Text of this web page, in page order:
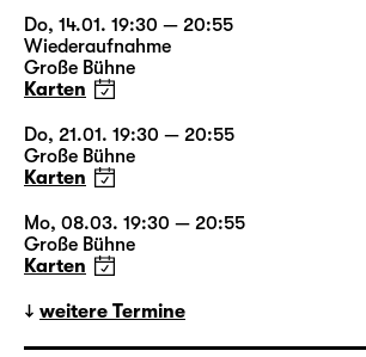
Do, 14.01. 19:30 — 20:55
Wiederaufnahme
Große Bühne
Karten
Do, 21.01. 19:30 — 20:55
Große Bühne
Karten
Mo, 08.03. 19:30 — 20:55
Große Bühne
Karten
weitere Termine